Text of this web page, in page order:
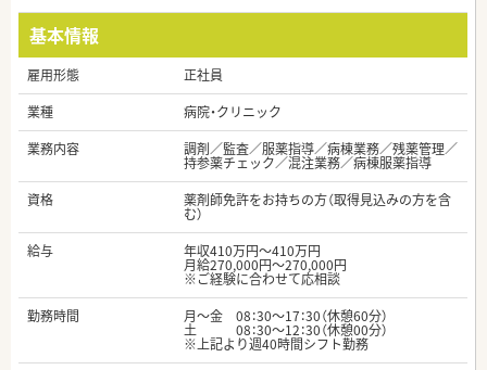
基本情報
雇用形態
正社員
業種
病院・クリニック
業務内容
調剤／監査／服薬指導／病棟業務／残薬管理／
持参薬チェック／混注業務／病棟服薬指導
資格
薬剤師免許をお持ちの方（取得見込みの方を含
む）
給与
年収410万円～410万円
月給270,000円～270,000円
※ご経験に合わせて応相談
勤務時間
月～金 08：30～17：30（休憩60分）
土 08：30～12：30（休憩00分）
※上記より週40時間シフト勤務